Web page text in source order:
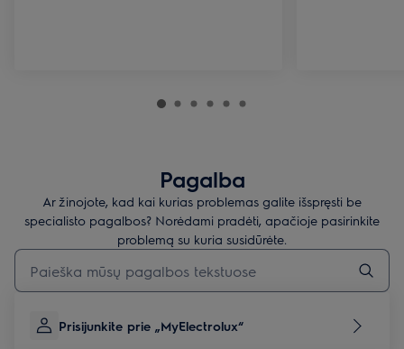
Pagalba
Ar žinojote, kad kai kurias problemas galite išspręsti be
specialisto pagalbos? Norėdami pradėti, apačioje pasirinkite
problemą su kuria susidūrėte.
Įveskite tekstą, jei norite ieškoti pagalbinių straipsnių
Prisijunkite prie „MyElectrolux“